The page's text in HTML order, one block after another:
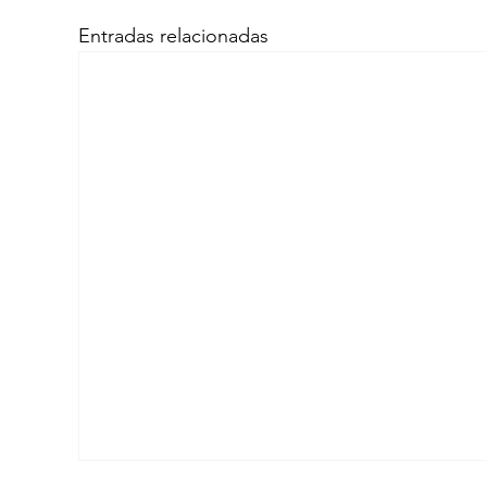
Entradas relacionadas